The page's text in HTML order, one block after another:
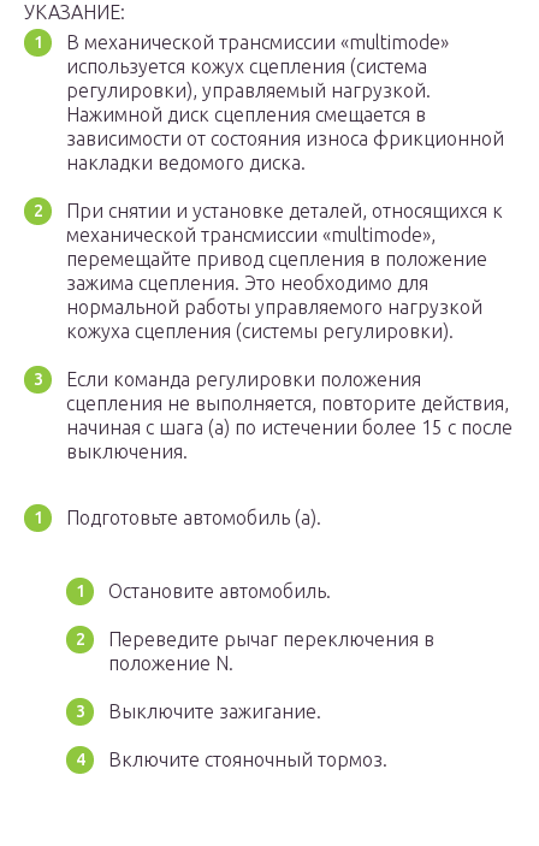
УКАЗАНИЕ:
В механической трансмиссии «multimode»
используется кожух сцепления (система
регулировки), управляемый нагрузкой.
Нажимной диск сцепления смещается в
зависимости от состояния износа фрикционной
накладки ведомого диска.
При снятии и установке деталей, относящихся к
механической трансмиссии «multimode»,
перемещайте привод сцепления в положение
зажима сцепления. Это необходимо для
нормальной работы управляемого нагрузкой
кожуха сцепления (системы регулировки).
Если команда регулировки положения
сцепления не выполняется, повторите действия,
начиная с шага (a) по истечении более 15 с после
выключения.
Подготовьте автомобиль (a).
Остановите автомобиль.
Переведите рычаг переключения в
положение N.
Выключите зажигание.
Включите стояночный тормоз.